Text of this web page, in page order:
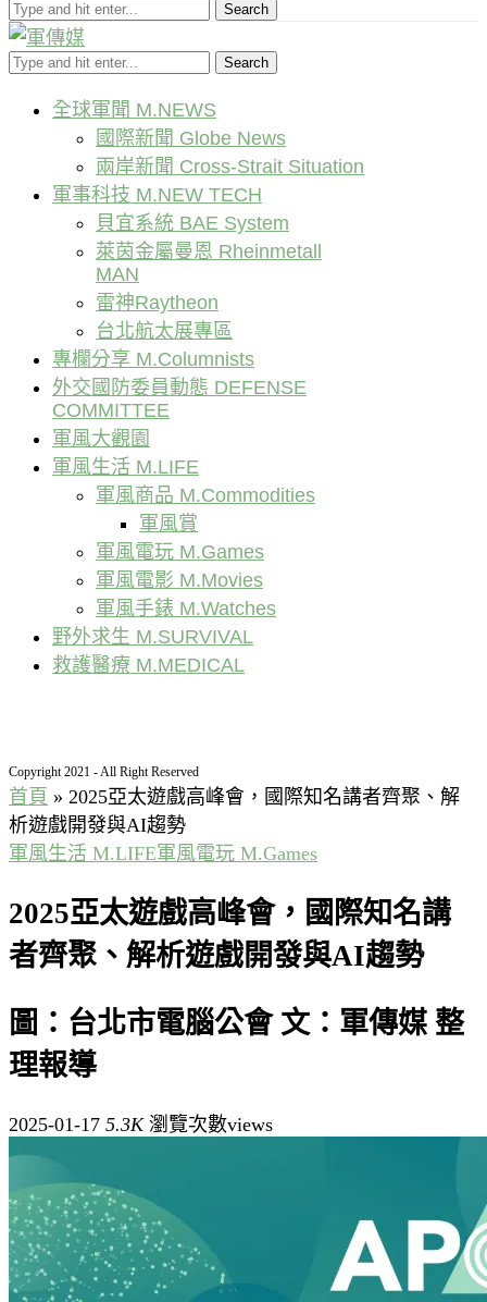
Search
Search
全球軍聞 M.NEWS
國際新聞 Globe News
兩岸新聞 Cross-Strait Situation
軍事科技 M.NEW TECH
貝宜系統 BAE System
萊茵金屬曼恩 Rheinmetall
MAN
雷神Raytheon
台北航太展專區
專欄分享 M.Columnists
外交國防委員動態 DEFENSE
COMMITTEE
軍風大觀園
軍風生活 M.LIFE
軍風商品 M.Commodities
軍風賞
軍風電玩 M.Games
軍風電影 M.Movies
軍風手錶 M.Watches
野外求生 M.SURVIVAL
救護醫療 M.MEDICAL
Copyright 2021 - All Right Reserved
首頁 » 2025亞太遊戲高峰會，國際知名講者齊聚、解
析遊戲開發與AI趨勢
軍風生活 M.LIFE軍風電玩 M.Games
2025亞太遊戲高峰會，國際知名講
者齊聚、解析遊戲開發與AI趨勢
圖：台北市電腦公會 文：軍傳媒 整
理報導
2025-01-17 5.3K瀏覽次數views